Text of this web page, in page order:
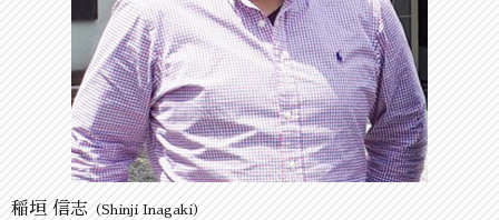
稲垣 信志（Shinji Inagaki）